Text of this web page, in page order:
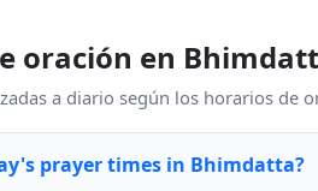
oración en
a diario según los horarios de
prayer times in Bhimdatta?